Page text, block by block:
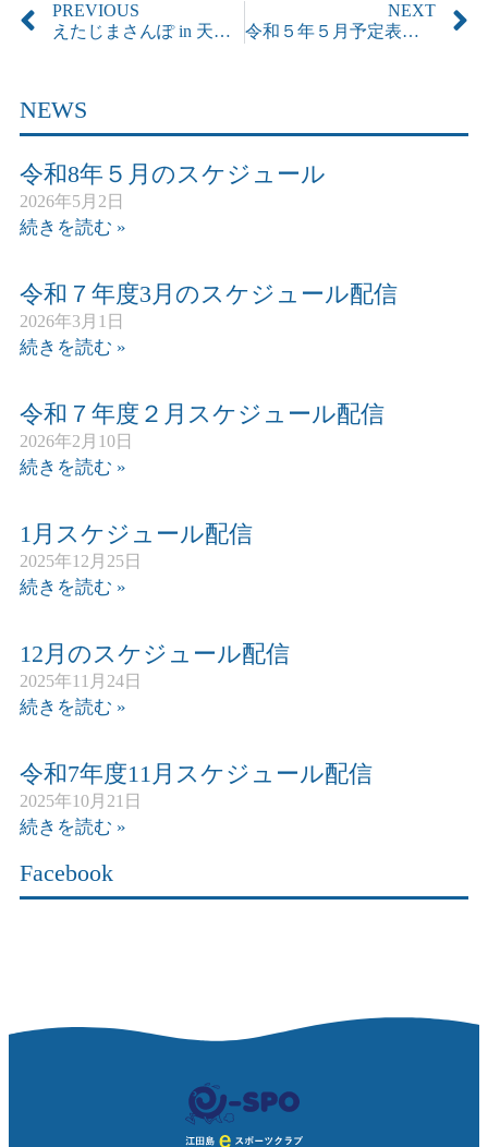
PREVIOUS
えたじまさんぽ in 天狗岩 ＆ピザ焼き体験 実施しました！
NEXT
令和５年５月予定表 更新しました
NEWS
令和8年５月のスケジュール
2026年5月2日
続きを読む »
令和７年度3月のスケジュール配信
2026年3月1日
続きを読む »
令和７年度２月スケジュール配信
2026年2月10日
続きを読む »
1月スケジュール配信
2025年12月25日
続きを読む »
12月のスケジュール配信
2025年11月24日
続きを読む »
令和7年度11月スケジュール配信
2025年10月21日
続きを読む »
Facebook